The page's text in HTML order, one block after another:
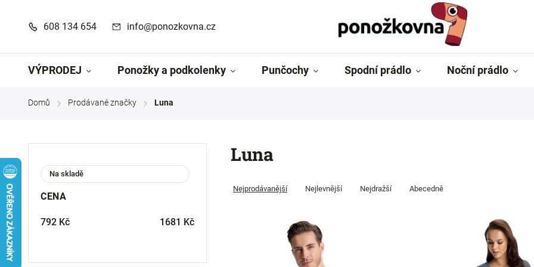
608 134 654 info@ponozkovna.cz
VÝPRODEJ Ponožky a podkolenky Punčochy Spodní prádlo Noční prádlo
Domů / Prodávané značky / Luna
CENA
792 Kč 1681 Kč
Na skladě
Luna
Nejprodávanější Nejlevnější Nejdražší Abecedně